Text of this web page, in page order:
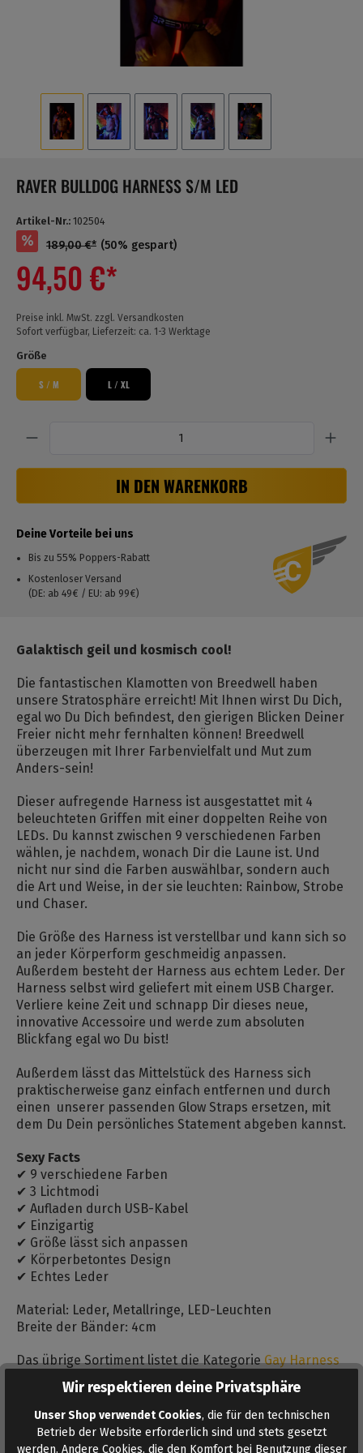
RAVER BULLDOG HARNESS S/M LED
Artikel-Nr.: 102504
94,50 €*
% 189,00 €* (50% gespart)
Preise inkl. MwSt. zzgl. Versandkosten
Sofort verfügbar, Lieferzeit: ca. 1-3 Werktage
Größe
S / M L / XL
IN DEN WARENKORB
Deine Vorteile bei uns
Bis zu 55% Poppers-Rabatt
Kostenloser Versand
(DE: ab 49€ / EU: ab 99€)
Galaktisch geil und kosmisch cool!
Die fantastischen Klamotten von Breedwell haben
unsere Stratosphäre erreicht! Mit Ihnen wirst Du Dich,
egal wo Du Dich befindest, den gierigen Blicken Deiner
Freier nicht mehr fernhalten können! Breedwell
überzeugen mit Ihrer Farbenvielfalt und Mut zum
Anders-sein!
Dieser aufregende Harness ist ausgestattet mit 4
beleuchteten Griffen mit einer doppelten Reihe von
LEDs. Du kannst zwischen 9 verschiedenen Farben
wählen, je nachdem, wonach Dir die Laune ist. Und
nicht nur sind die Farben auswählbar, sondern auch
die Art und Weise, in der sie leuchten: Rainbow, Strobe
und Chaser.
Die Größe des Harness ist verstellbar und kann sich so
an jeder Körperform geschmeidig anpassen.
Außerdem besteht der Harness aus echtem Leder. Der
Harness selbst wird geliefert mit einem USB Charger.
Verliere keine Zeit und schnapp Dir dieses neue,
innovative Accessoire und werde zum absoluten
Blickfang egal wo Du bist!
Außerdem lässt das Mittelstück des Harness sich
praktischerweise ganz einfach entfernen und durch
einen unserer passenden Glow Straps ersetzen, mit
dem Du Dein persönliches Statement abgeben kannst.
Sexy Facts
✔ 9 verschiedene Farben
✔ 3 Lichtmodi
✔ Aufladen durch USB-Kabel
✔ Einzigartig
✔ Größe lässt sich anpassen
✔ Körperbetontes Design
✔ Echtes Leder
Material: Leder, Metallringe, LED-Leuchten
Breite der Bänder: 4cm
Das übrige Sortiment listet die KategorieGay Harness
und Leder.
Material: Echtleder, Edelstahl
Wir respektieren deine Privatsphäre
Unser Shop verwendet Cookies, die für den technischen
Betrieb der Website erforderlich sind und stets gesetzt
werden. Andere Cookies, die den Komfort bei Benutzung dieser